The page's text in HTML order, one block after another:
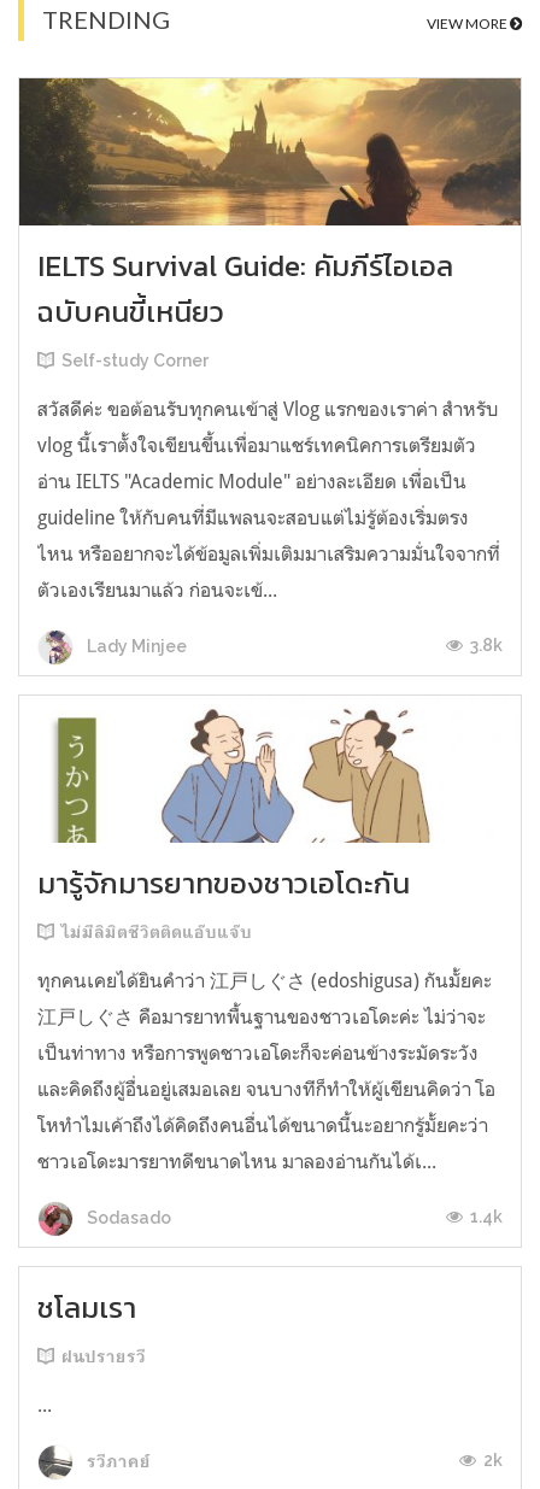
TRENDING VIEW MORE
IELTS Survival Guide: คัมภีร์ไอเอล
ฉบับคนขี้เหนียว
Self-study Corner
สวัสดีค่ะ ขอต้อนรับทุกคนเข้าสู่ Vlog แรกของเราค่า สำหรับ
vlog นี้เราตั้งใจเขียนขึ้นเพื่อมาแชร์เทคนิคการเตรียมตัว
อ่าน IELTS "Academic Module" อย่างละเอียด เพื่อเป็น
guideline ให้กับคนที่มีแพลนจะสอบแต่ไม่รู้ต้องเริ่มตรง
ไหน หรืออยากจะได้ข้อมูลเพิ่มเติมมาเสริมความมั่นใจจากที่
ตัวเองเรียนมาแล้ว ก่อนจะเข้...
Lady Minjee 3.8k
มารู้จักมารยาทของชาวเอโดะกัน
ไม่มีลิมิตชีวิตติดแอ๊บแจ๊บ
ทุกคนเคยได้ยินคำว่า 江戸しぐさ (edoshigusa) กันมั้ยคะ
江戸しぐさ คือมารยาทพื้นฐานของชาวเอโดะค่ะ ไม่ว่าจะ
เป็นท่าทาง หรือการพูดชาวเอโดะก็จะค่อนข้างระมัดระวัง
และคิดถึงผู้อื่นอยู่เสมอเลย จนบางทีก็ทำให้ผู้เขียนคิดว่า โอ
โหทำไมเค้าถึงได้คิดถึงคนอื่นได้ขนาดนี้นะอยากรู้มั้ยคะว่า
ชาวเอโดะมารยาทดีขนาดไหน มาลองอ่านกันได้เ...
Sodasado 1.4k
ชโลมเรา
ฝนปรายรวี
...
รวีภาคย์ 2k